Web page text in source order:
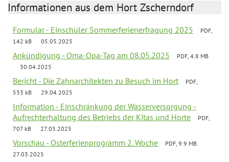
Informationen aus dem Hort Zscherndorf
Formular - Einschüler Sommerferienerfragung 2025
PDF,
142 kB
05.05.2025
Ankündigung - Oma-Opa-Tag am 08.05.2025
PDF, 4.8 MB
30.04.2025
Bericht - Die Zahnarchitekten zu Besuch im Hort
PDF,
533 kB
29.04.2025
Information - Einschränkung der Wasserversorgung -
Aufrechterhaltung des Betriebs der Kitas und Horte
PDF,
707 kB
27.03.2025
Vorschau - Osterferienprogramm 2. Woche
PDF, 9.9 MB
27.03.2025